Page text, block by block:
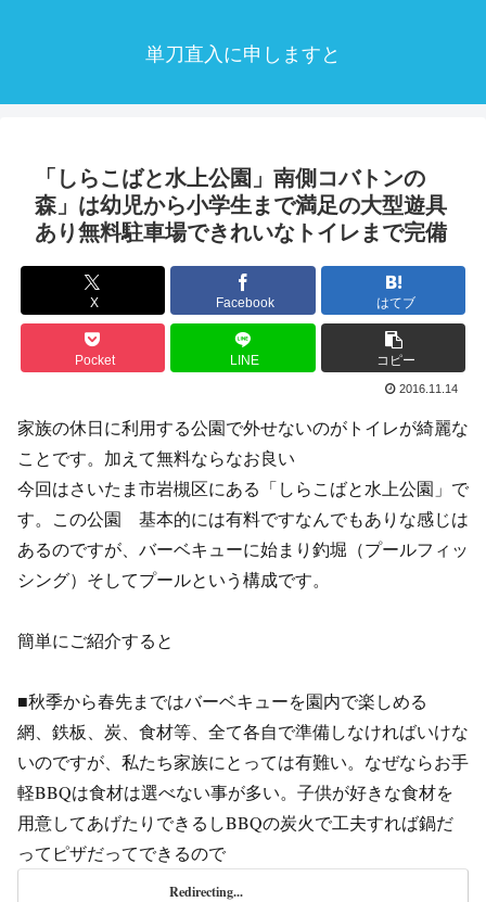
単刀直入に申しますと
「しらこばと水上公園」南側コバトンの
森」は幼児から小学生まで満足の大型遊具
あり無料駐車場できれいなトイレまで完備
X Facebook はてブ
Pocket LINE コピー
2016.11.14
家族の休日に利用する公園で外せないのがトイレが綺麗な
ことです。加えて無料ならなお良い
今回はさいたま市岩槻区にある「しらこばと水上公園」で
す。この公園 基本的には有料ですなんでもありな感じは
あるのですが、バーベキューに始まり釣堀（プールフィッ
シング）そしてプールという構成です。
簡単にご紹介すると
■秋季から春先まではバーベキューを園内で楽しめる
網、鉄板、炭、食材等、全て各自で準備しなければいけな
いのですが、私たち家族にとっては有難い。なぜならお手
軽BBQは食材は選べない事が多い。子供が好きな食材を
用意してあげたりできるしBBQの炭火で工夫すれば鍋だ
ってピザだってできるので
Redirecting...